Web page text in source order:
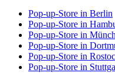
Pop-up-Store in Berlin
Pop-up-Store in
Pop-up-Store in
Pop-up-Store in
Pop-up-Store in
Pop-up-Store in